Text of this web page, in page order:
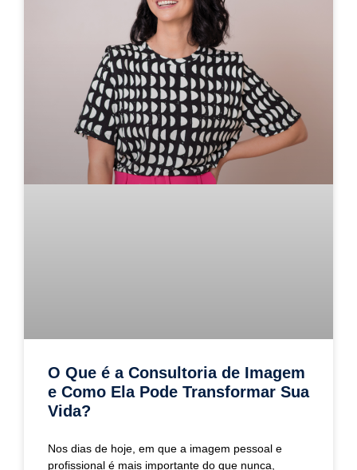
O Que é a Consultoria de Imagem
e Como Ela Pode Transformar Sua
Vida?
Nos dias de hoje, em que a imagem pessoal e
profissional é mais importante do que nunca,